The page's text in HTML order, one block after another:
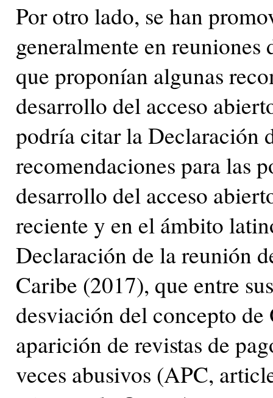
Por otro lado, se han
generalmente en
que proponían algunas
desarrollo del acceso
podría citar la Declaración
recomendaciones para las
desarrollo del acceso
reciente y en el ámbito
Declaración de la reunión
Caribe (2017), que entre
desviación del concepto
aparición de revistas de
veces abusivos (APC,